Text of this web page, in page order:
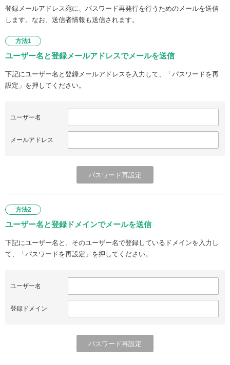
登録メールアドレス宛に、パスワード再発行を行うためのメールを送信
します。なお、送信者情報も送信されます。
方法1
ユーザー名と登録メールアドレスでメールを送信
下記にユーザー名と登録メールアドレスを入力して、「パスワードを再
設定」を押してください。
ユーザー名
メールアドレス
方法2
ユーザー名と登録ドメインでメールを送信
下記にユーザー名と、そのユーザー名で登録しているドメインを入力し
て、「パスワードを再設定」を押してください。
ユーザー名
登録ドメイン